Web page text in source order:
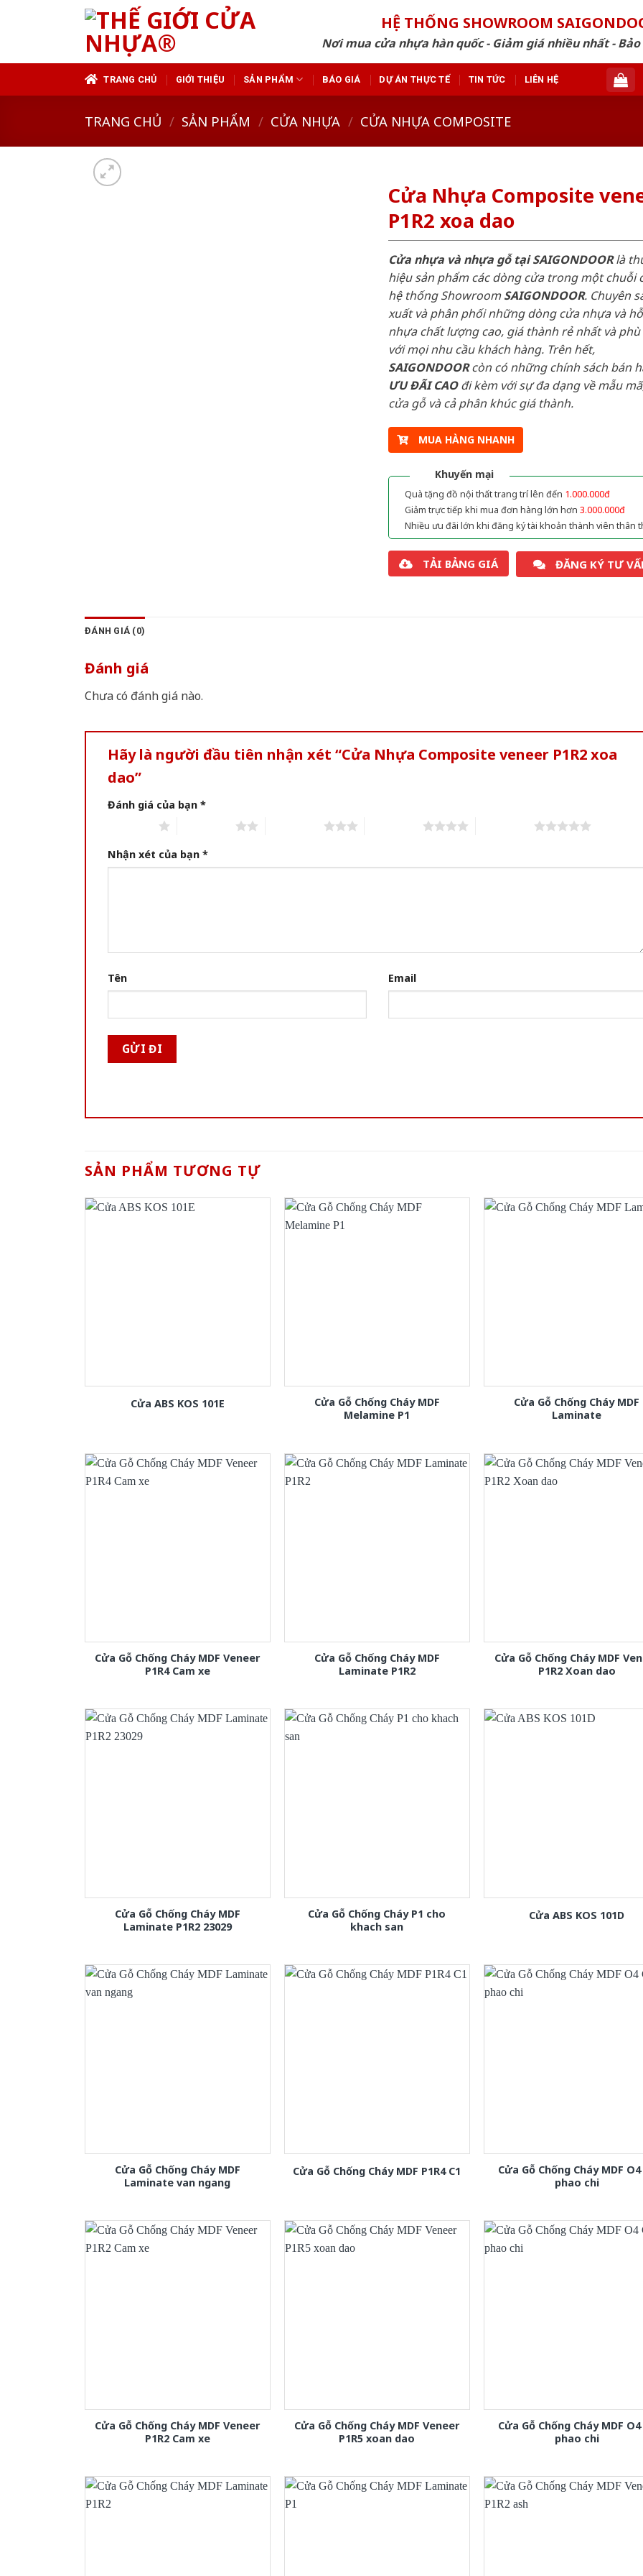
HỆ THỐNG SHOWROOM
Nơi mua cửa nhựa hàn quốc - Giảm giá nhiều nhất -
TRANG CHỦ GIỚI THIỆU SẢN PHẨM BÁO GIÁ DỰ ÁN THỰC TẾ TIN TỨC LIÊN HỆ
TRANG CHỦ / SẢN PHẨM / CỬA NHỰA / CỬA NHỰA COMPOSITE
Cửa Nhựa Composite
P1R2 xoa dao
Cửa nhựa và nhựa gỗ tại SAIGONDOORlà
hiệu sản phẩm các dòng cửa trong một chuỗi
hệ thống ShowroomSAIGONDOOR. Chuyên
xuất và phân phối những dòng cửa nhựa và
nhựa chất lượng cao, giá thành rẻ nhất và
với mọi nhu cầu khách hàng. Trên hết,
SAIGONDOORcòn có những chính sách bán
ƯU ĐÃI CAOđi kèm với sự đa dạng về mẫu
cửa gỗ và cả phân khúc giá thành.
MUA HÀNG NHANH
Khuyến mại
Quà tặng đồ nội thất trang trí lên đến 1.000.000đ
Giảm trực tiếp khi mua đơn hàng lớn hơn 3.000.000đ
Nhiều ưu đãi lớn khi đăng ký tài khoản thành viên thân
TẢI BẢNG GIÁ ĐĂNG KÝ TƯ
ĐÁNH GIÁ (0)
Đánh giá
Chưa có đánh giá nào.
Hãy là người đầu tiên nhận xét “Cửa Nhựa Composite veneer P1R2 xoa
dao”
Đánh giá của bạn *
Nhận xét của bạn *
Tên Email
SẢN PHẨM TƯƠNG TỰ
Cửa ABS KOS 101E
Cửa Gỗ Chống Cháy MDF
Melamine P1
Cửa Gỗ Chống Cháy MDF
Laminate
Cửa Gỗ Chống Cháy MDF Veneer
P1R4 Cam xe
Cửa Gỗ Chống Cháy MDF
Laminate P1R2
Cửa Gỗ Chống Cháy MDF
P1R2 Xoan dao
Cửa Gỗ Chống Cháy MDF
Laminate P1R2 23029
Cửa Gỗ Chống Cháy P1 cho
khach san
Cửa ABS KOS 101D
Cửa Gỗ Chống Cháy MDF
Laminate van ngang
Cửa Gỗ Chống Cháy MDF P1R4 C1
Cửa Gỗ Chống Cháy MDF O4
phao chi
Cửa Gỗ Chống Cháy MDF Veneer
P1R2 Cam xe
Cửa Gỗ Chống Cháy MDF Veneer
P1R5 xoan dao
Cửa Gỗ Chống Cháy MDF O4
phao chi